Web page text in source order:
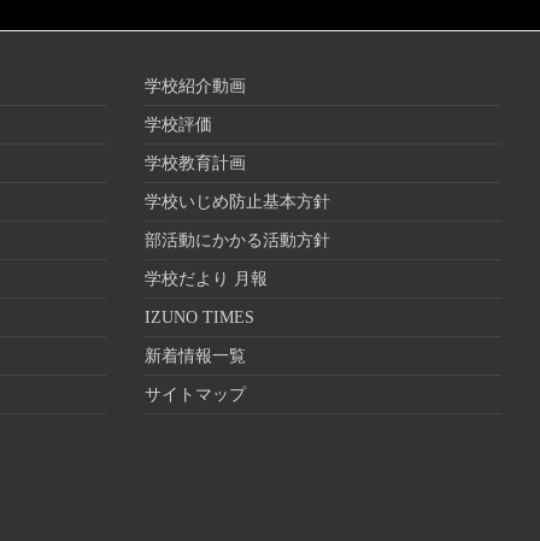
学校紹介動画
学校評価
学校教育計画
学校いじめ防止基本方針
部活動にかかる活動方針
学校だより 月報
IZUNO TIMES
新着情報一覧
サイトマップ